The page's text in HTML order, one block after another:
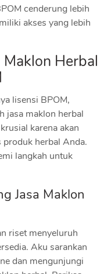
cenderung lebih
akses yang lebih
Maklon Herbal
lisensi BPOM,
jasa maklon herbal
karena akan
produk herbal Anda.
langkah untuk
Jasa Maklon
riset menyeluruh
Aku sarankan
dan mengunjungi